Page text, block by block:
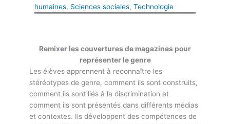
humaines, Sciences sociales, Technologie
Remixer les couvertures de magazines pour
représenter le genre
Les élèves apprennent à reconnaître les
stéréotypes de genre, comment ils sont construits,
comment ils sont liés à la discrimination et
comment ils sont présentés dans différents médias
et contextes. Ils développent des compétences de